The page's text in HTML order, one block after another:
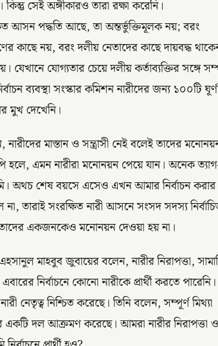
সেই অঙ্গীকারও তারা রক্ষা করেনি।
আসন পদ্ধতি আছে, তা অন্তর্ভুক্তিমূলক নয়; বরং
কাছে নয়, বরং দলীয় নেতাদের কাছে দায়বদ্ধ
যোগ্যতার চেয়ে দলীয় কর্তাব্যক্তির সঙ্গে
ব্যবস্থা সংস্কার কমিশন নারীদের জন্য ১০০টি
মুখ দেখেনি।
মাস্তান ও সন্ত্রাসী নেই বলেই তাদের
হলে, এমন নারীরা মনোনয়ন পেয়ে যান। অনেক
অথচ শেষ বয়সে এসেও এখন আমার নির্বাচন
তারাই সংরক্ষিত নারী আসনে সংসদ সদস্য
তাদের একজনকেও মনোনয়ন দেওয়া হয় না।
মাহবুব জুবায়ের বলেন, নারীর নিরাপত্তা,
নির্বাচনে কোনো নারীকে প্রার্থী করতে
নেতৃত্ব নিশ্চিত করেছে। তিনি বলেন, সম্পূর্ণ মিথ্যা
একটি দল আক্রমণ করেছে। আমরা নারীর নিরাপত্তা ও